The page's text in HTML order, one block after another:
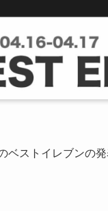
ストイレブンの発